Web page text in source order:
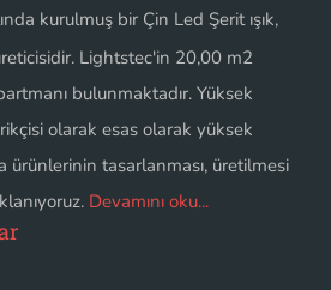
kurulmuş bir Çin Led Şerit ışık,
Lightstec'in 20,00 m2
bulunmaktadır. Yüksek
olarak esas olarak yüksek
ürünlerinin tasarlanması, üretilmesi
Devamını oku...